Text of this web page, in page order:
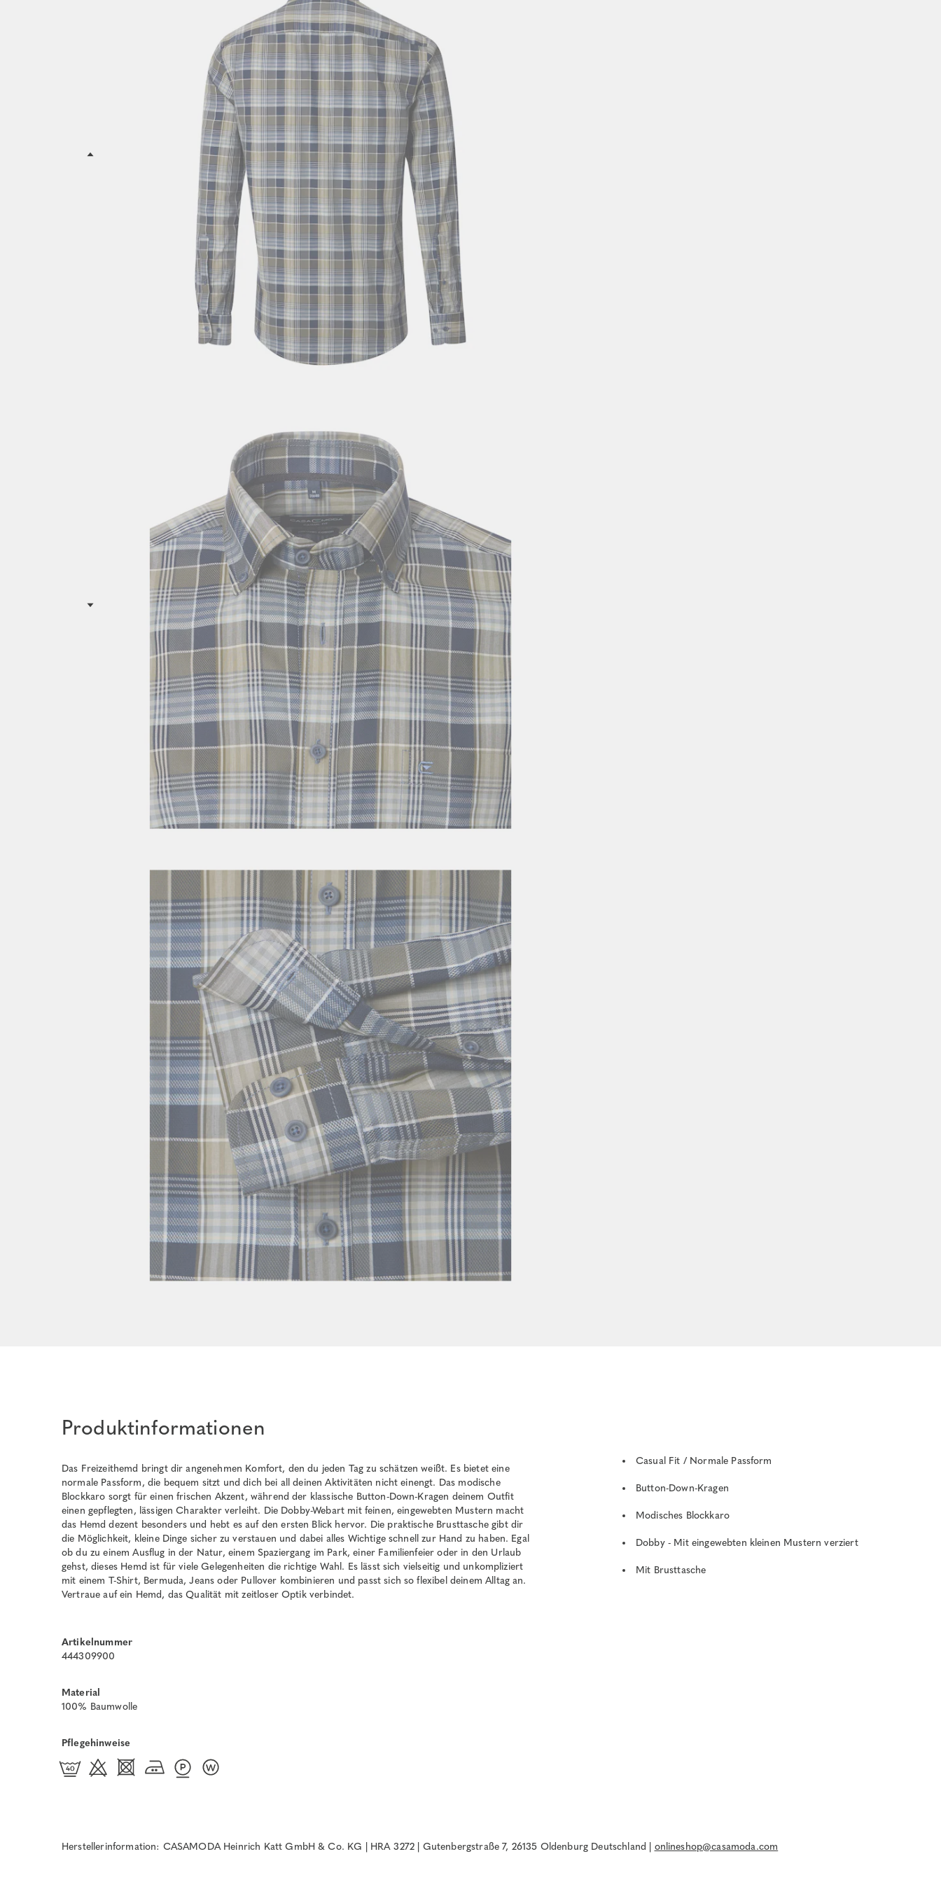
Produktinformationen
Das Freizeithemd bringt dir angenehmen Komfort, den du jeden Tag zu schätzen weißt. Es bietet eine
normale Passform, die bequem sitzt und dich bei all deinen Aktivitäten nicht einengt. Das modische
Blockkaro sorgt für einen frischen Akzent, während der klassische Button-Down-Kragen deinem Outfit
einen gepflegten, lässigen Charakter verleiht. Die Dobby-Webart mit feinen, eingewebten Mustern macht
das Hemd dezent besonders und hebt es auf den ersten Blick hervor. Die praktische Brusttasche gibt dir
die Möglichkeit, kleine Dinge sicher zu verstauen und dabei alles Wichtige schnell zur Hand zu haben. Egal
ob du zu einem Ausflug in der Natur, einem Spaziergang im Park, einer Familienfeier oder in den Urlaub
gehst, dieses Hemd ist für viele Gelegenheiten die richtige Wahl. Es lässt sich vielseitig und unkompliziert
mit einem T-Shirt, Bermuda, Jeans oder Pullover kombinieren und passt sich so flexibel deinem Alltag an.
Vertraue auf ein Hemd, das Qualität mit zeitloser Optik verbindet.
Artikelnummer
444309900
Material
100% Baumwolle
Pflegehinweise
Casual Fit / Normale Passform
Button-Down-Kragen
Modisches Blockkaro
Dobby - Mit eingewebten kleinen Mustern verziert
Mit Brusttasche
Herstellerinformation: CASAMODA Heinrich Katt GmbH & Co. KG | HRA 3272 | Gutenbergstraße 7, 26135 Oldenburg Deutschland | onlineshop@casamoda.com